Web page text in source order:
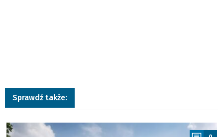
Sprawdź także:
a